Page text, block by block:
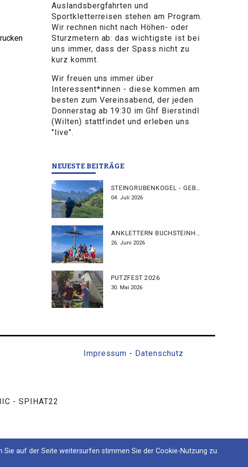
Auslandsbergfahrten und
Sportkletterreisen stehen am Program.
Wir rechnen nicht nach Höhen- oder
Sturzmetern ab: das wichtigste ist bei
uns immer, dass der Spass nicht zu
kurz kommt.
Wir freuen uns immer über
Interessent*innen - diese kommen am
besten zum Vereinsabend, der jeden
Donnerstag ab 19:30 im Ghf Bierstindl
(Wilten) stattfindet und erleben uns
"live".
NEUESTE BEITRÄGE
04. Juli 2026
26. Juni 2026
PUTZFEST 2026
30. Mai 2026
- SPIHAT22
Impressum - Datenschutz
auf der Seite weitersurfen stimmen Sie der Cookie-Nutzung zu.